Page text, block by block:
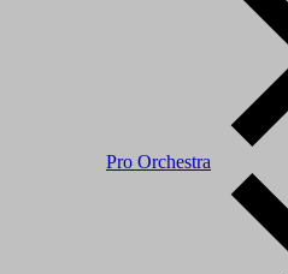
Pro Orchestra